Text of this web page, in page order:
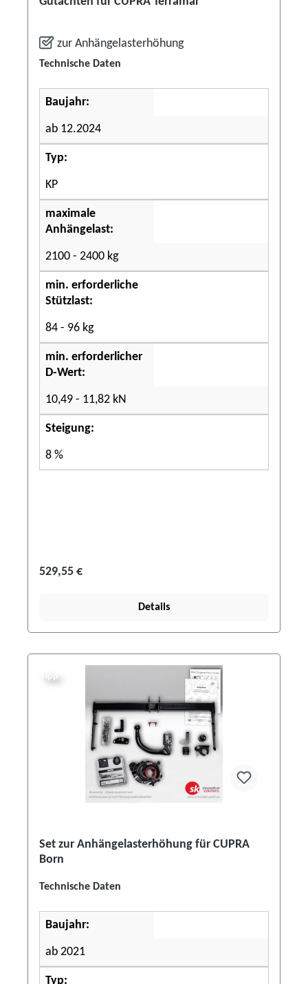
zur Anhängelasterhöhung
Technische Daten
Baujahr:
ab 12.2024
Typ:
KP
maximale
Anhängelast:
2100 - 2400 kg
min. erforderliche
Stützlast:
84 - 96 kg
min. erforderlicher
D-Wert:
10,49 - 11,82 kN
Steigung:
8 %
529,55 €
Details
Tipp
Set zur Anhängelasterhöhung für CUPRA
Born
Technische Daten
Baujahr:
ab 2021
Typ: